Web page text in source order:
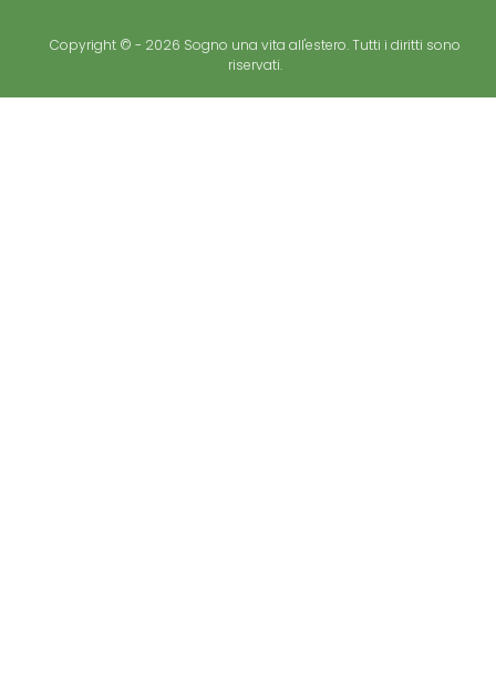
Copyright © - 2026 Sogno una vita all'estero. Tutti i diritti sono
riservati.